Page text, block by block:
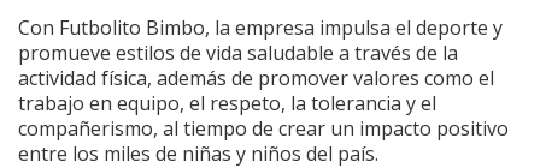
Con Futbolito Bimbo, la empresa impulsa el deporte y
promueve estilos de vida saludable a través de la
actividad física, además de promover valores como el
trabajo en equipo, el respeto, la tolerancia y el
compañerismo, al tiempo de crear un impacto positivo
entre los miles de niñas y niños del país.